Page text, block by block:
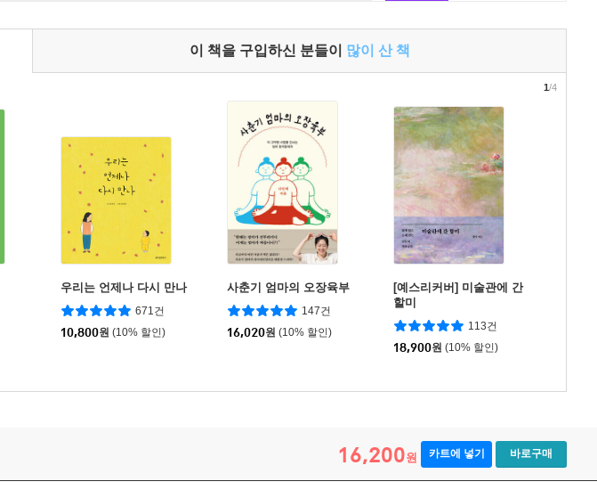
이 책을 구입하신 분들이 많이 산 책
우리는 언제나 다시 만나
671건
10,800원 (10% 할인)
사춘기 엄마의 오장육부
147건
16,020원 (10% 할인)
[예스리커버] 미술관에 간
할미
113건
18,900원 (10% 할인)
1/4
16,200원 카트에 넣기 바로구매